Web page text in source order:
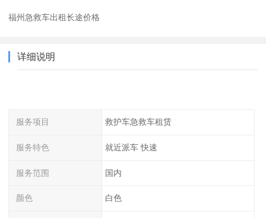
福州急救车出租长途价格
详细说明
服务项目 救护车急救车租赁
服务特色 就近派车 快速
服务范围 国内
颜色 白色